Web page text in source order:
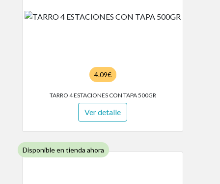
4.09€
TARRO 4 ESTACIONES CON TAPA 500GR
Ver detalle
Disponible en tienda ahora